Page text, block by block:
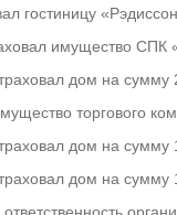
гостиницу
имущество СПК
дом на сумму
торгового
дом на сумму
дом на сумму